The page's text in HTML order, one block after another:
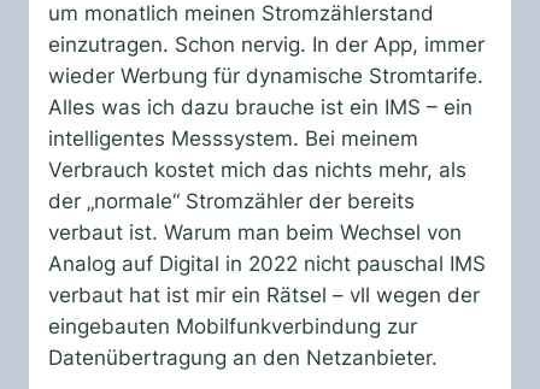
um monatlich meinen Stromzählerstand
einzutragen. Schon nervig. In der App, immer
wieder Werbung für dynamische Stromtarife.
Alles was ich dazu brauche ist ein IMS – ein
intelligentes Messsystem. Bei meinem
Verbrauch kostet mich das nichts mehr, als
der „normale“ Stromzähler der bereits
verbaut ist. Warum man beim Wechsel von
Analog auf Digital in 2022 nicht pauschal IMS
verbaut hat ist mir ein Rätsel – vll wegen der
eingebauten Mobilfunkverbindung zur
Datenübertragung an den Netzanbieter.